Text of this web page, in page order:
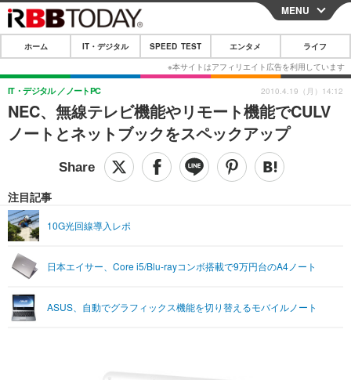
CLOSE
ホーム
IT・デジタル
IT・デジタルTOP スマートフォン
ショッピング その他
SPEED TEST
エンタメTOP 映画・ドラマ
グラビア ブログ
ショッピング その他
ライフTOP
リリース一覧
プッシュ通知の停止方法
MENU
ホーム IT・デジタル SPEED TEST エンタメ ライフ
NEC、無線テレビ機能やリモート機能でCULV
ノートとネットブックをスペックアップ
IT・デジタル ノートPC
注目記事
10G光回線導入レポ
日本エイサー、Core i5/Blu-rayコンボ搭載で9万円台のA4ノート
ASUS、自動でグラフィックス機能を切り替えるモバイルノート
2010.4.19（月）14:12